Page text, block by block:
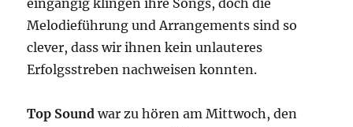
eingängig klingen ihre Songs, doch die
Melodieführung und Arrangements sind so
clever, dass wir ihnen kein unlauteres
Erfolgsstreben nachweisen konnten.
Top Soundwar zu hören am Mittwoch, den